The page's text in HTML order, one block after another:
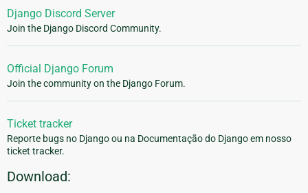
Django Discord Server
Join the Django Discord Community.
Official Django Forum
Join the community on the Django Forum.
Ticket tracker
Reporte bugs no Django ou na Documentação do Django em nosso
ticket tracker.
Download: